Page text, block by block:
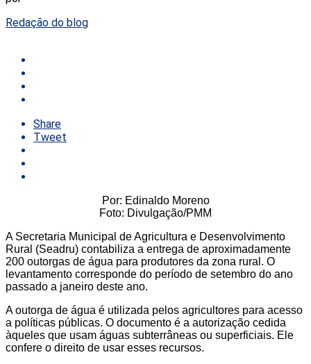
Redação do blog
Share
Tweet
Por: Edinaldo Moreno
Foto: Divulgação/PMM
A Secretaria Municipal de Agricultura e Desenvolvimento
Rural (Seadru) contabiliza a entrega de aproximadamente
200 outorgas de água para produtores da zona rural. O
levantamento corresponde do período de setembro do ano
passado a janeiro deste ano.
A outorga de água é utilizada pelos agricultores para acesso
a políticas públicas. O documento é a autorização cedida
àqueles que usam águas subterrâneas ou superficiais. Ele
confere o direito de usar esses recursos.